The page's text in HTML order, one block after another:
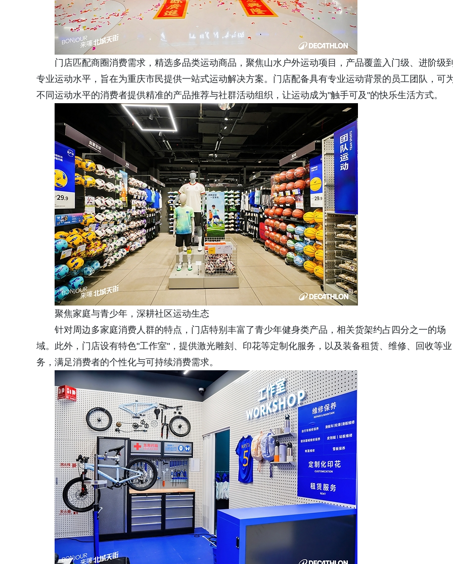
门店匹配商圈消费需求，精选多品类运动商品，聚焦山水户外运动项目，产品覆盖入门级、进阶级
专业运动水平，旨在为重庆市民提供一站式运动解决方案。门店配备具有专业运动背景的员工团队，可
不同运动水平的消费者提供精准的产品推荐与社群活动组织，让运动成为"触手可及"的快乐生活方式。
聚焦家庭与青少年，深耕社区运动生态
针对周边多家庭消费人群的特点，门店特别丰富了青少年健身类产品，相关货架约占四分之一的场
域。此外，门店设有特色"工作室"，提供激光雕刻、印花等定制化服务，以及装备租赁、维修、回收等业
务，满足消费者的个性化与可持续消费需求。